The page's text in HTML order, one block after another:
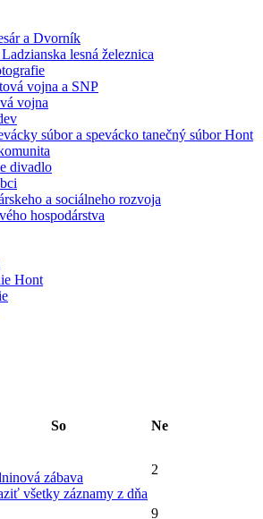
a Dvorník
lesná železnica
vojna a SNP
vojna
súbor a spevácko tanečný súbor Hont
divadlo
a sociálneho rozvoja
hospodárstva
Hont
So Ne
zábava
všetky záznamy z dňa
2
9